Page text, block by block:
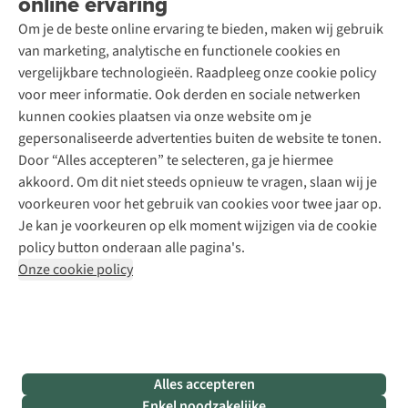
Om je de beste online ervaring te bieden, maken wij gebruik
van marketing, analytische en functionele cookies en
vergelijkbare technologieën. Raadpleeg onze cookie policy
voor meer informatie. Ook derden en sociale netwerken
kunnen cookies plaatsen via onze website om je
gepersonaliseerde advertenties buiten de website te tonen.
Door “Alles accepteren” te selecteren, ga je hiermee
akkoord. Om dit niet steeds opnieuw te vragen, slaan wij je
voorkeuren voor het gebruik van cookies voor twee jaar op.
Je kan je voorkeuren op elk moment wijzigen via de cookie
policy button onderaan alle pagina's.
Onze cookie policy
Alles accepteren
Toegankelijkheidsverklaring
Schoenonderhoud
Schoenherstelling
Kledingherstelling
Retouches
Voor bedrijven
Explore Academy
Explore Camp
Gear Check
Inspiratie & advies
Meld je aan voor de nieuwsbrief
Follow us
Disclaimer Privacy Policy
Algemene voorwaarden
Cookie Policy